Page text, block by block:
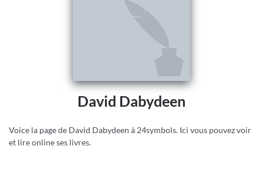
David Dabydeen
Voice la page de David Dabydeen à 24symbols. Ici vous pouvez voir
et lire online ses livres.